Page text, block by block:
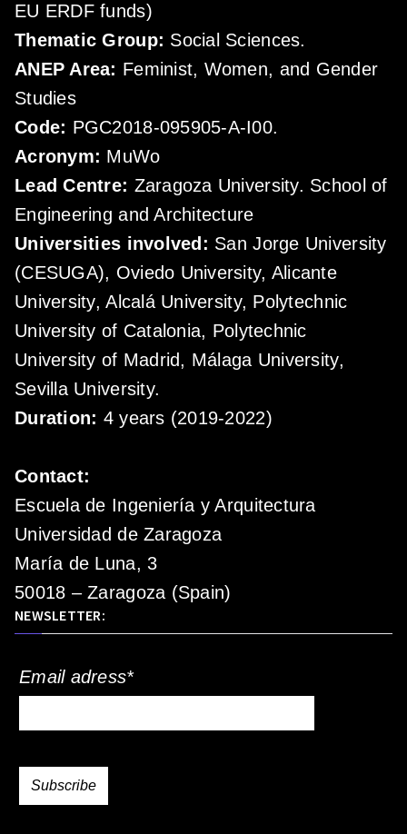
EU ERDF funds)
Thematic Group: Social Sciences.
ANEP Area: Feminist, Women, and Gender
Studies
Code: PGC2018-095905-A-I00.
Acronym: MuWo
Lead Centre: Zaragoza University. School of
Engineering and Architecture
Universities involved: San Jorge University
(CESUGA), Oviedo University, Alicante
University, Alcalá University, Polytechnic
University of Catalonia, Polytechnic
University of Madrid, Málaga University,
Sevilla University.
Duration: 4 years (2019-2022)
Contact:
Escuela de Ingeniería y Arquitectura
Universidad de Zaragoza
María de Luna, 3
50018 – Zaragoza (Spain)
NEWSLETTER:
Email adress*